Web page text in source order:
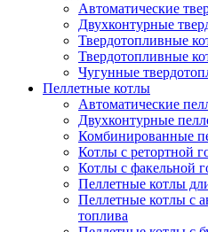
Автоматические
Двухконтурные
Твердотопливные
Твердотопливные
Чугунные
Пеллетные котлы
Автоматические
Двухконтурные
Комбинированные
Котлы с ретортной
Котлы с факельной
Пеллетные котлы
Пеллетные котлы с
топлива